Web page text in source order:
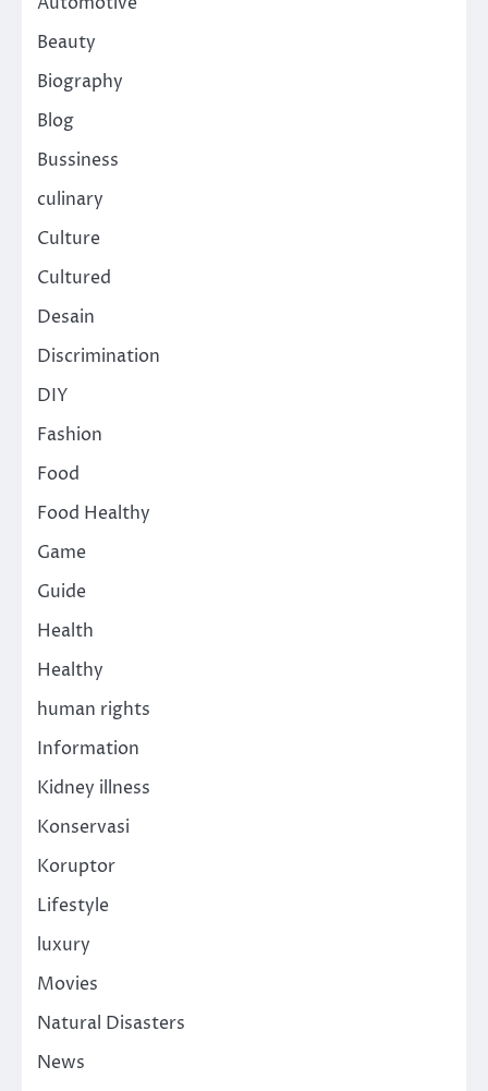
Beauty
Biography
Blog
Bussiness
culinary
Culture
Cultured
Desain
Discrimination
DIY
Fashion
Food
Food Healthy
Game
Guide
Health
Healthy
human rights
Information
Kidney illness
Konservasi
Koruptor
Lifestyle
luxury
Movies
Natural Disasters
News